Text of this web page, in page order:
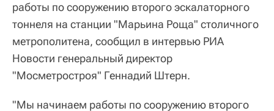
работы по сооружению второго эскалаторного
тоннеля на станции "Марьина Роща" столичного
метрополитена, сообщил в интервью РИА
Новости генеральный директор
"Мосметростроя" Геннадий Штерн.
"Мы начинаем работы по сооружению второго